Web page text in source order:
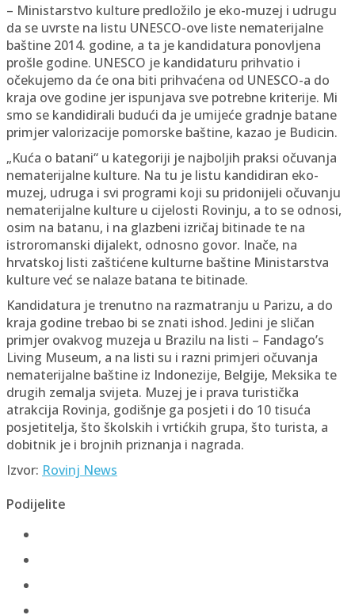
– Ministarstvo kulture predložilo je eko-muzej i udrugu
da se uvrste na listu UNESCO-ove liste nematerijalne
baštine 2014. godine, a ta je kandidatura ponovljena
prošle godine. UNESCO je kandidaturu prihvatio i
očekujemo da će ona biti prihvaćena od UNESCO-a do
kraja ove godine jer ispunjava sve potrebne kriterije. Mi
smo se kandidirali budući da je umijeće gradnje batane
primjer valorizacije pomorske baštine, kazao je Budicin.
„Kuća o batani“ u kategoriji je najboljih praksi očuvanja
nematerijalne kulture. Na tu je listu kandidiran eko-
muzej, udruga i svi programi koji su pridonijeli očuvanju
nematerijalne kulture u cijelosti Rovinju, a to se odnosi,
osim na batanu, i na glazbeni izričaj bitinade te na
istroromanski dijalekt, odnosno govor. Inače, na
hrvatskoj listi zaštićene kulturne baštine Ministarstva
kulture već se nalaze batana te bitinade.
Kandidatura je trenutno na razmatranju u Parizu, a do
kraja godine trebao bi se znati ishod. Jedini je sličan
primjer ovakvog muzeja u Brazilu na listi – Fandago’s
Living Museum, a na listi su i razni primjeri očuvanja
nematerijalne baštine iz Indonezije, Belgije, Meksika te
drugih zemalja svijeta. Muzej je i prava turistička
atrakcija Rovinja, godišnje ga posjeti i do 10 tisuća
posjetitelja, što školskih i vrtićkih grupa, što turista, a
dobitnik je i brojnih priznanja i nagrada.
Izvor: Rovinj News
Podijelite